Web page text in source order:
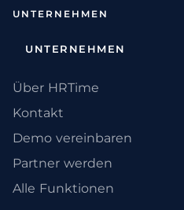
UNTERNEHMEN
UNTERNEHMEN
Über HRTime
Kontakt
Demo vereinbaren
Partner werden
Alle Funktionen